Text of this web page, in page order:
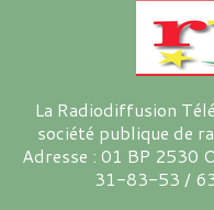
La Radiodiffusion
société publique de
Adresse : 01 BP 2530
31-83-53 /